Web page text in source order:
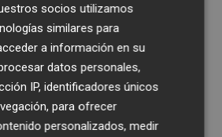
obra "Helios y Selene" de la
será creada para el eclipse
socios utilizamos
similares para
a información en su
datos personales,
IP, identificadores únicos
para ofrecer
personalizados, medir